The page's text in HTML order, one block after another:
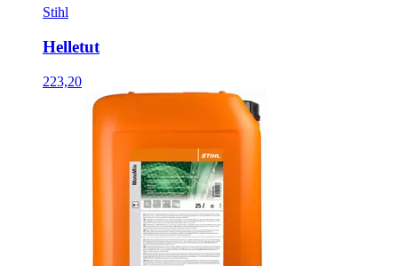
Stihl
Helletut
223,20